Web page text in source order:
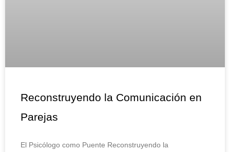
Reconstruyendo la Comunicación en
Parejas
El Psicólogo como Puente Reconstruyendo la